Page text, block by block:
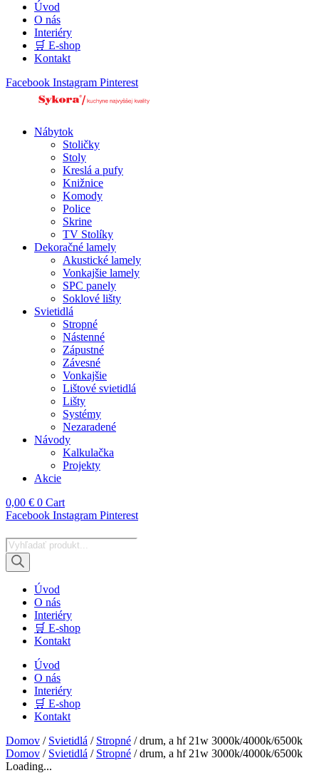
Úvod
O nás
Interiéry
🛒 E-shop
Kontakt
Facebook Instagram Pinterest
Nábytok
Stoličky
Stoly
Kreslá a pufy
Knižnice
Komody
Police
Skrine
TV Stolíky
Dekoračné lamely
Akustické lamely
Vonkajšie lamely
SPC panely
Soklové lišty
Svietidlá
Stropné
Nástenné
Zápustné
Závesné
Vonkajšie
Lištové svietidlá
Lišty
Systémy
Nezaradené
Návody
Kalkulačka
Projekty
Akcie
0,00 € 0 Cart
Facebook Instagram Pinterest
Products
search
Úvod
O nás
Interiéry
🛒 E-shop
Kontakt
Úvod
O nás
Interiéry
🛒 E-shop
Kontakt
Domov / Svietidlá / Stropné / drum, a hf 21w 3000k/4000k/6500k
Domov / Svietidlá / Stropné / drum, a hf 21w 3000k/4000k/6500k
Loading...